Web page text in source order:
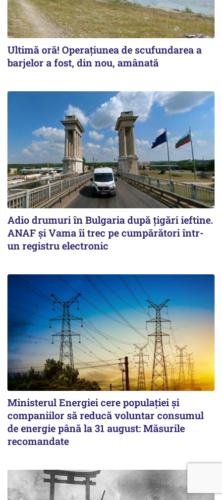
Ultimă oră! Operațiunea de scufundarea a
barjelor a fost, din nou, amânată
Adio drumuri în Bulgaria după țigări ieftine.
ANAF și Vama îi trec pe cumpărători într-
un registru electronic
Ministerul Energiei cere populației și
companiilor să reducă voluntar consumul
de energie până la 31 august: Măsurile
recomandate